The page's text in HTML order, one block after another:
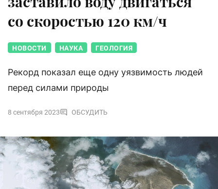
со скоростью 120 км/ч
НОВОСТИ НАУКА ГЕОЛОГИЯ
Рекорд показал еще одну уязвимость людей
перед силами природы
8 сентября 2023 ОБСУДИТЬ